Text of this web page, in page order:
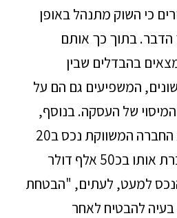
כי השוק מתנהל באופן
בתוך כך אותם
בהבדלים שבין
המשפיעים גם הם על
של העסקה. בנוסף,
במקרים רבים רוכשת החברה המשווקת נכס ב20
עד 30 אלף דולר ומוכרת אותו בכ50 אלף דולר
למעט, לעתים, "הבטחת
להבטיח לאחר